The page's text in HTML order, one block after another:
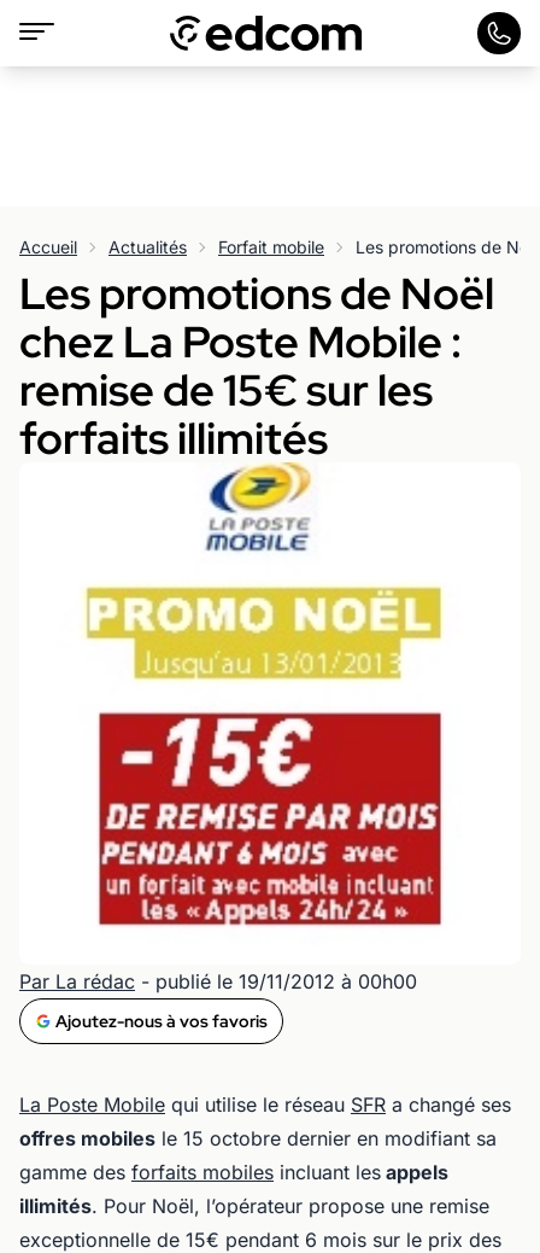
Accueil Actualités Forfait mobile
Les promotions de Noël
chez La Poste Mobile :
remise de 15€ sur les
forfaits illimités
Par La rédac - publié le 19/11/2012 à 00h00
Ajoutez-nous à vos favoris
La Poste Mobile qui utilise le réseau SFR a changé ses
offres mobiles le 15 octobre dernier en modifiant sa
gamme des forfaits mobiles incluant les appels
illimités. Pour Noël, l’opérateur propose une remise
exceptionnelle de 15€ pendant 6 mois sur le prix des